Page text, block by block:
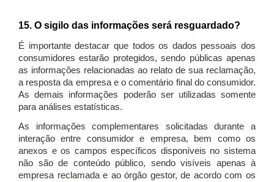
15. O sigilo das informações será resguardado?
É importante destacar que todos os dados pessoais dos
consumidores estarão protegidos, sendo públicas apenas
as informações relacionadas ao relato de sua reclamação,
a resposta da empresa e o comentário final do consumidor.
As demais informações poderão ser utilizadas somente
para análises estatísticas.
As informações complementares solicitadas durante a
interação entre consumidor e empresa, bem como os
anexos e os campos específicos disponíveis no sistema
não são de conteúdo público, sendo visíveis apenas à
empresa reclamada e ao órgão gestor, de acordo com os